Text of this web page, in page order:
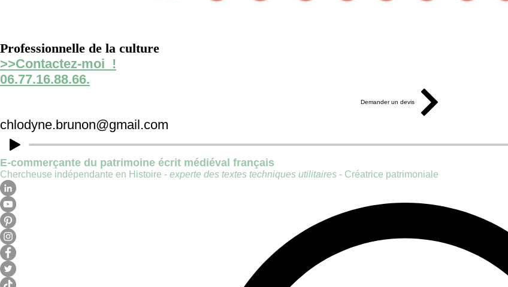
Professionnelle de la culture
>>Contactez-moi !
06.77.16.88.66.
Demander un devis
chlodyne.brunon@gmail.com
E-commerçante du patrimoine écrit médiéval français
Chercheuse indépendante en Histoire - experte des textes techniques utilitaires - Créatrice patrimoniale